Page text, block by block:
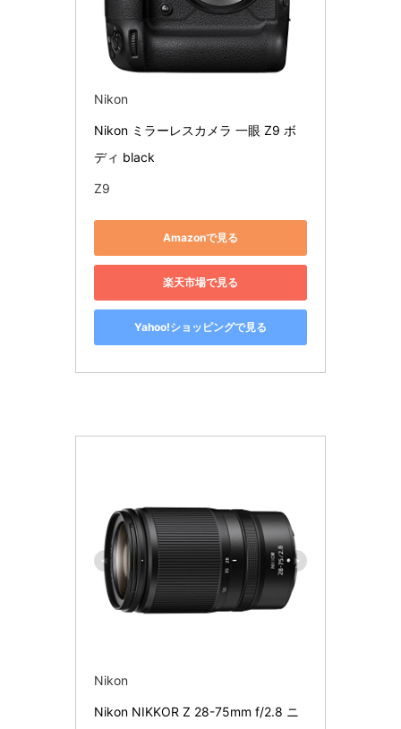
Nikon
Nikon ミラーレスカメラ 一眼 Z9 ボ
ディ black
Z9
Amazonで見る
楽天市場で見る
Yahoo!ショッピングで見る
Nikon
Nikon NIKKOR Z 28-75mm f/2.8 ニ